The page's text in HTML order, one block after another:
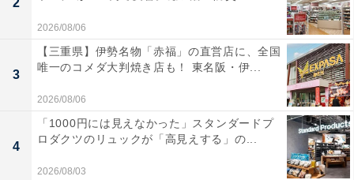
2026/08/06
3
【三重県】伊勢名物「赤福」の直営店に、全国
唯一のコメダ大判焼き店も！ 東名阪・伊...
2026/08/06
4
「1000円には見えなかった」スタンダードプ
ロダクツのリュックが「高見えする」の...
2026/08/03